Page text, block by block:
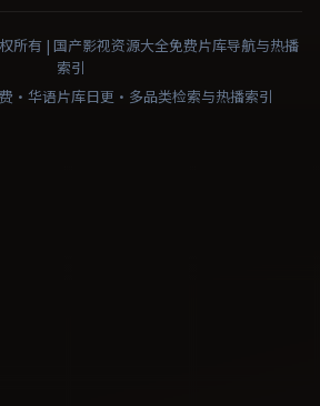
所有 | 国产影视资源大全免费片库导航与热播
索引
·华语片库日更·多品类检索与热播索引